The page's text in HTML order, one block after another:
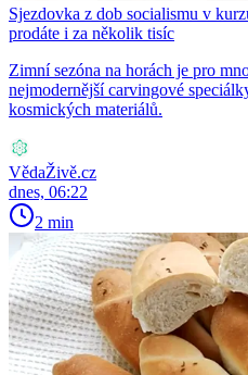
Sjezdovka z dob socialismu v
prodáte i za několik tisíc
Zimní sezóna na horách je pro
nejmodernější carvingové
kosmických materiálů.
VědaŽivě.cz
dnes, 06:22
2 min